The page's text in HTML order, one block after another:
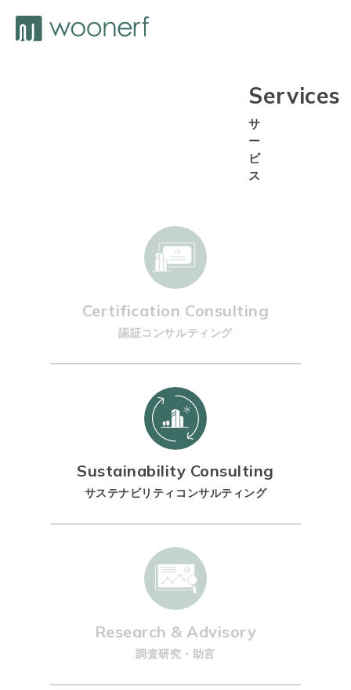
Services
サ
ー
ビ
ス
Certification Consulting
認証コンサルティング
Sustainability Consulting
サステナビリティコンサルティング
Research & Advisory
調査研究・助言